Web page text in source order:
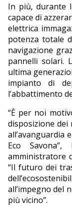
In più, durante
capace di
elettrica
potenza totale
navigazione
pannelli solari.
ultima
impianto di
l’abbattimento
“È per noi
disposizione
all’avanguardia
Eco
amministratore
“Il futuro dei
all’impegno del
più vicino”.